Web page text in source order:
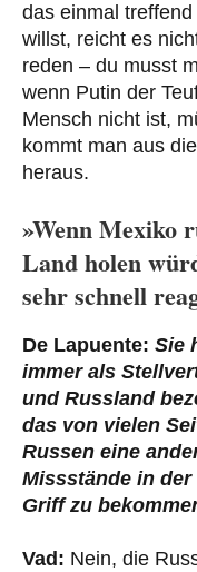
das einmal
willst, reicht es
reden – du musst
wenn Putin der
Mensch nicht ist,
kommt man aus
heraus.
»Wenn Mexiko
Land holen
sehr schnell
De Lapuente: Sie
immer als
und Russland
das von vielen
Russen eine
Missstände in
Griff zu
Vad: Nein, die